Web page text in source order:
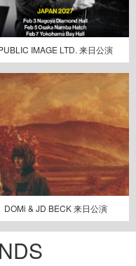
IMAGE LTD. 来日公演
DOMi & JD BECK 来日公演